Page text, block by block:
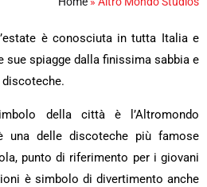
è conosciuta in tutta Italia e
sue spiagge dalla finissima sabbia e
della città è l’Altromondo
una delle discoteche più famose
punto di riferimento per i giovani
è simbolo di divertimento anche